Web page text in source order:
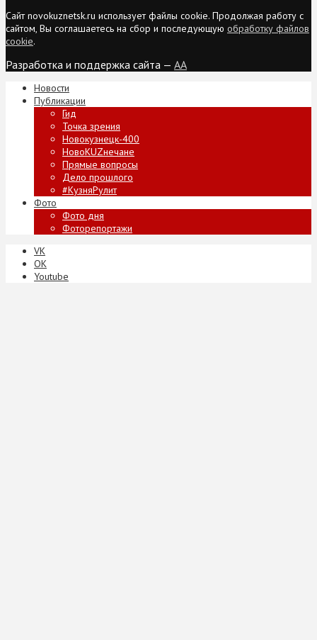
Сайт novokuznetsk.ru использует файлы cookie. Продолжая работу с
сайтом, Вы соглашаетесь на сбор и последующую обработку файлов
cookie.
Разработка и поддержка сайта — AA
Новости
Публикации
Гид
Точка зрения
Новокузнецк-400
НовоKUZнечане
Прямые вопросы
Дело прошлого
#КузняРулит
Фото
Фото дня
Фоторепортажи
VK
ОК
Youtube